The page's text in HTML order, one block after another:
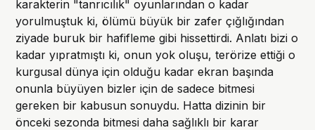
karakterin "tanrıcılık" oyunlarından o kadar
yorulmuştuk ki, ölümü büyük bir zafer çığlığından
ziyade buruk bir hafifleme gibi hissettirdi. Anlatı bizi o
kadar yıpratmıştı ki, onun yok oluşu, terörize ettiği o
kurgusal dünya için olduğu kadar ekran başında
onunla büyüyen bizler için de sadece bitmesi
gereken bir kabusun sonuydu. Hatta dizinin bir
önceki sezonda bitmesi daha sağlıklı bir karar